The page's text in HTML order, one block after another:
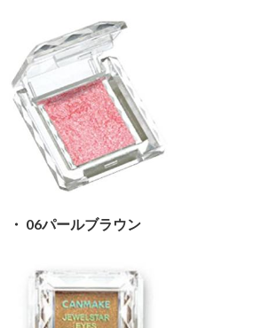
・ 06パールブラウン